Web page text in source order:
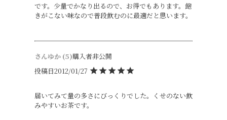
です。少量でかなり出るので、お得でもあります。飽
きがこない味なので普段飲むのに最適だと思います。
さんゆか 5 購入者非公開
投稿日2012/01/27
届いてみて量の多さにびっくりでした。くせのない飲
みやすいお茶です。